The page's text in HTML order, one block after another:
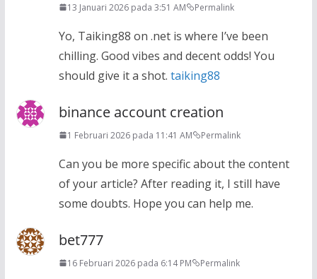
13 Januari 2026 pada 3:51 AM Permalink
Yo, Taiking88 on .net is where I’ve been
chilling. Good vibes and decent odds! You
should give it a shot. taiking88
binance account creation
1 Februari 2026 pada 11:41 AM Permalink
Can you be more specific about the content
of your article? After reading it, I still have
some doubts. Hope you can help me.
bet777
16 Februari 2026 pada 6:14 PM Permalink